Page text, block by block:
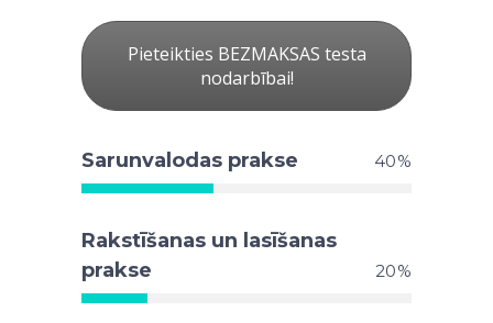
Pieteikties BEZMAKSAS testa
nodarbībai!
Sarunvalodas prakse 40
Rakstīšanas un lasīšanas
prakse
20